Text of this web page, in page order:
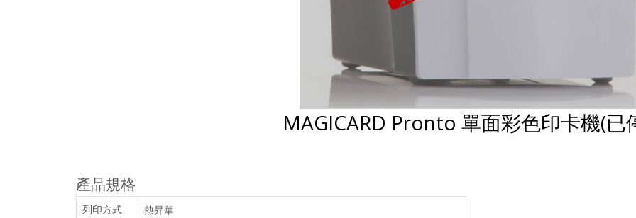
MAGICARD Pronto 單面彩色印卡機(已
產品規格
列印方式
熱昇華